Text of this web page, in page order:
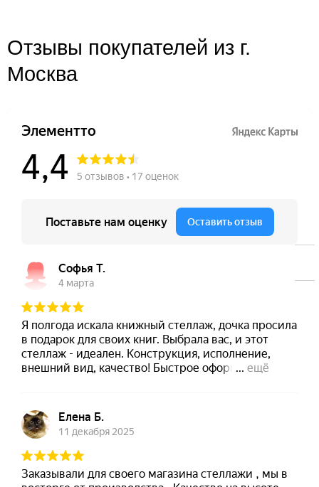
Отзывы покупателей из г.
Москва